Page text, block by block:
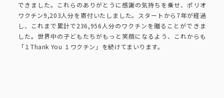
できました。これらのありがとうに感謝の気持ちを乗せ、ポリオ
ワクチン9,203人分を寄付いたしました。スタートから7年が経過
し、これまで累計で236,956人分のワクチンを贈ることができま
した。世界中の子どもたちがもっと笑顔になるよう、これからも
「１Thank You １ワクチン」を続けてまいります。